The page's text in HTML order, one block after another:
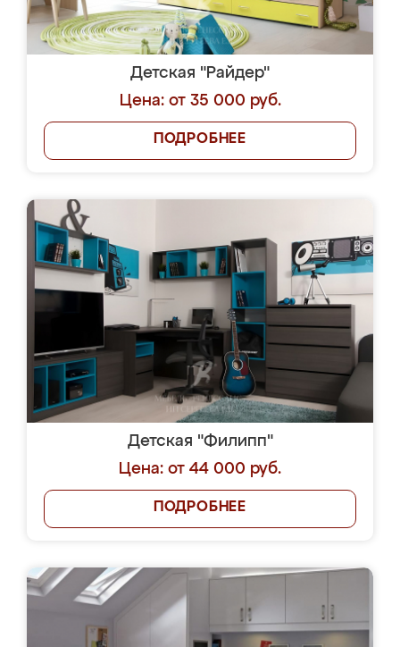
Детская "Райдер"
Цена: от 35 000 руб.
ПОДРОБНЕЕ
Детская "Филипп"
Цена: от 44 000 руб.
ПОДРОБНЕЕ